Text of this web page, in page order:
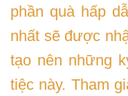
phần quà hấp
nhất sẽ được
tạo nên những
tiệc này. Tham